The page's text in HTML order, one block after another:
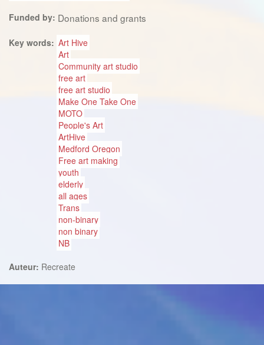
Funded by: Donations and grants
Key words: Art Hive
Art
Community art studio
free art
free art studio
Make One Take One
MOTO
People's Art
ArtHive
Medford Oregon
Free art making
youth
elderly
all ages
Trans
non-binary
non binary
NB
Auteur: Recreate